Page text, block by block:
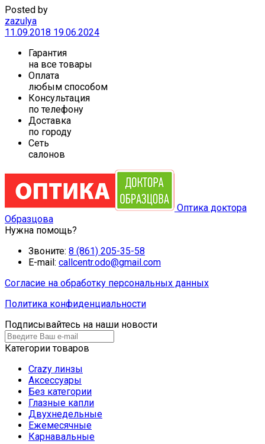
Posted by
zazulya
11.09.2018 19.06.2024
Гарантия
на все товары
Оплата
любым способом
Консультация
по телефону
Доставка
по городу
Сеть
салонов
Оптика доктора
Образцова
Нужна помощь?
Звоните: 8 (861) 205-35-58
E-mail: callcentr.odo@gmail.com
Согласие на обработку персональных данных
Политика конфиденциальности
Подписывайтесь на наши новости
Категории товаров
Crazy линзы
Аксессуары
Без категории
Глазные капли
Двухнедельные
Ежемесячные
Карнавальные